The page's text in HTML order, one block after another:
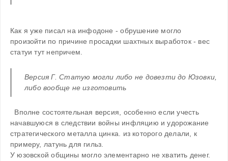
Как я уже писал на инфодоне - обрушение могло
произойти по причине просадки шахтных выработок - вес
статуи тут непричем.
Версия Г. Статую могли либо не довезти до Юзовки,
либо вообще не изготовить
Вполне состоятельная версия, особенно если учесть
начавшуюся в следствии войны инфляцию и удорожание
стратегического металла цинка. из которого делали, к
примеру, латунь для гильз.
У юзовской общины могло элементарно не хватить денег.